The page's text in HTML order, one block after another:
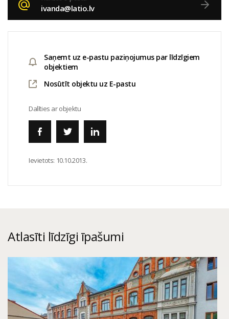
ivanda@latio.lv
Saņemt uz e-pastu paziņojumus par līdzīgiem
objektiem
Nosūtīt objektu uz E-pastu
Dalīties ar objektu
Ievietots: 10.10.2013.
Atlasīti līdzīgi īpašumi